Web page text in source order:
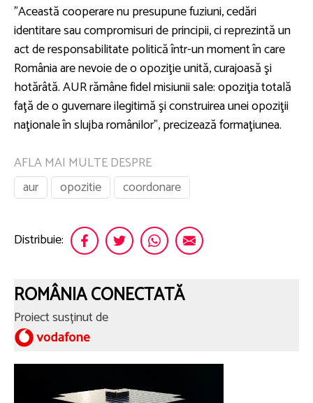
”Această cooperare nu presupune fuziuni, cedări
identitare sau compromisuri de principii, ci reprezintă un
act de responsabilitate politică într-un moment în care
România are nevoie de o opoziţie unită, curajoasă şi
hotărâtă. AUR rămâne fidel misiunii sale: opoziţia totală
faţă de o guvernare ilegitimă şi construirea unei opoziţii
naţionale în slujba românilor”, precizează formaţiunea.
AFLA MAI MULTE DESPRE
aur
opozitie coordonare
Distribuie:
ROMÂNIA CONECTATĂ
Proiect susținut de